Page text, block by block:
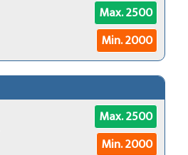
Max. 2500
Min. 2000
Max. 2500
Min. 2000